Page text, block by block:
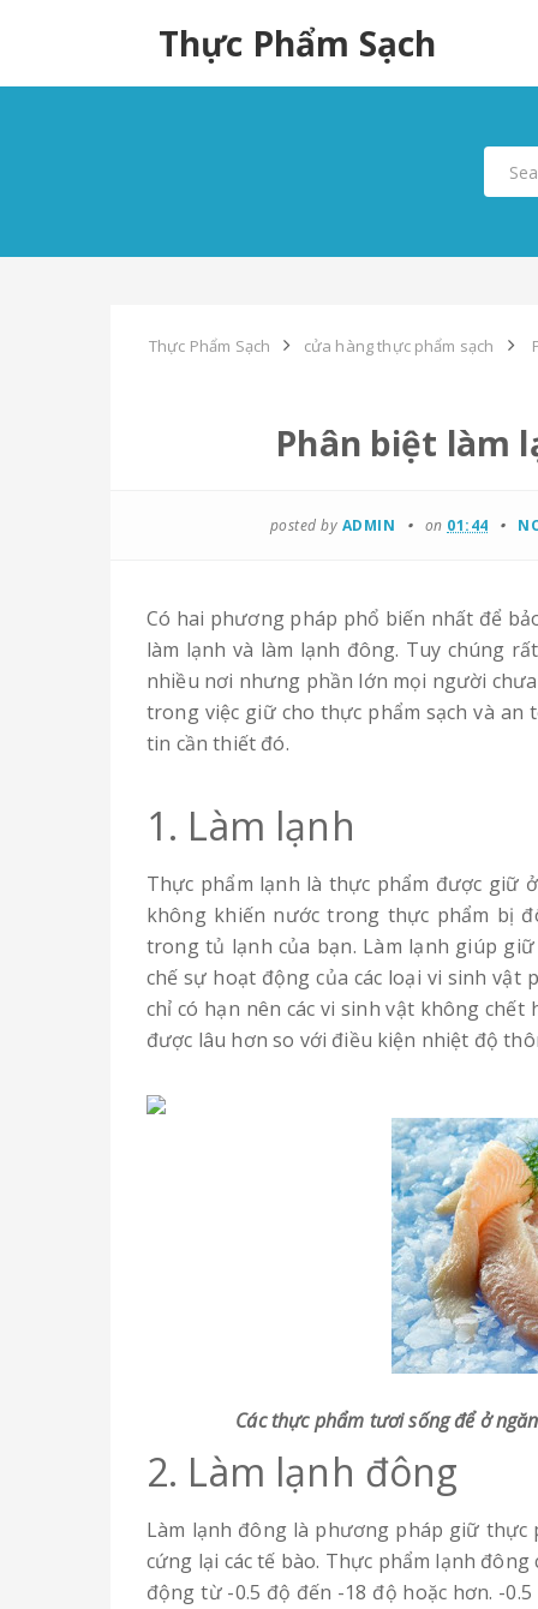
Thực Phẩm Sạch
Thực Phẩm Sạch cửa hàng thực phẩm sạch
Phân biệt làm
posted by ADMIN on 01:44
Có hai phương pháp phổ biến nhất để
làm lạnh và làm lạnh đông. Tuy chúng
nhiều nơi nhưng phần lớn mọi người
trong việc giữ cho thực phẩm sạch và an
tin cần thiết đó.
1. Làm lạnh
Thực phẩm lạnh là thực phẩm được giữ
không khiến nước trong thực phẩm bị
trong tủ lạnh của bạn. Làm lạnh giúp
chế sự hoạt động của các loại vi sinh vật
chỉ có hạn nên các vi sinh vật không
được lâu hơn so với điều kiện nhiệt độ
Các thực phẩm tươi sống để ở
2. Làm lạnh đông
Làm lạnh đông là phương pháp giữ
cứng lại các tế bào. Thực phẩm lạnh
động từ -0.5 độ đến -18 độ hoặc hơn. -